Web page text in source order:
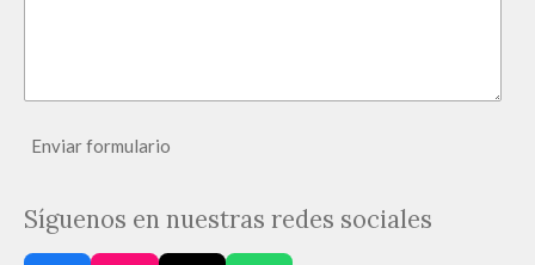
Enviar formulario
Síguenos en nuestras redes sociales